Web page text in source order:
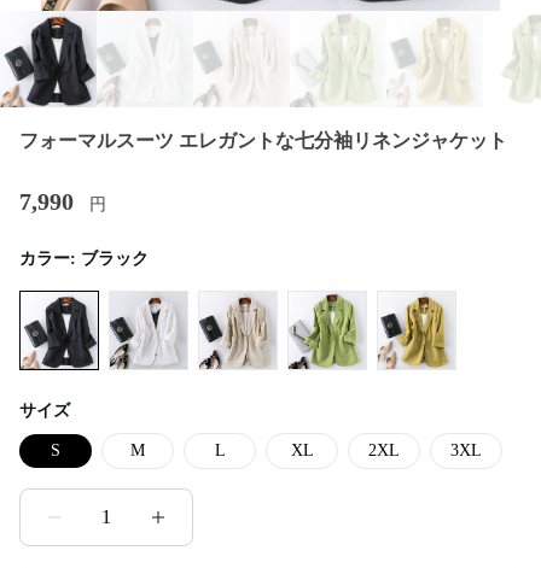
フォーマルスーツ エレガントな七分袖リネンジャケット
7,990 円
カラー: ブラック
サイズ
S M L XL 2XL 3XL
1